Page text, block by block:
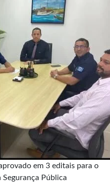
em 3 editais para o
Pública